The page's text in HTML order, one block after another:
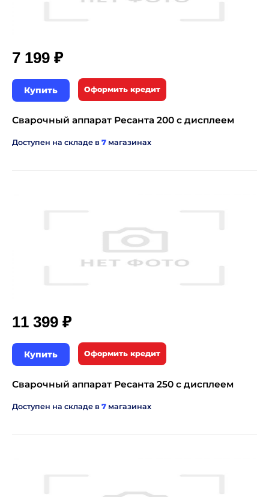
7 199 ₽
Купить Оформить кредит
Сварочный аппарат Ресанта 200 с дисплеем
Доступен на складе в 7 магазинах
11 399 ₽
Купить Оформить кредит
Сварочный аппарат Ресанта 250 с дисплеем
Доступен на складе в 7 магазинах